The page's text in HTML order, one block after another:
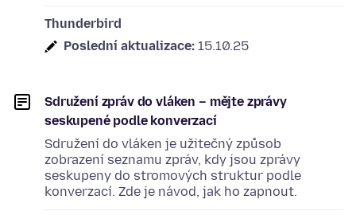
Thunderbird
Poslední aktualizace: 15.10.25
Sdružení zpráv do vláken – mějte zprávy
seskupené podle konverzací
Sdružení do vláken je užitečný způsob
zobrazení seznamu zpráv, kdy jsou zprávy
seskupeny do stromových struktur podle
konverzací. Zde je návod, jak ho zapnout.